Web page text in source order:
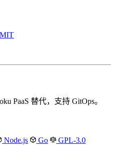
MIT
PaaS 替代，支持 GitOps。
Node.js Go GPL-3.0